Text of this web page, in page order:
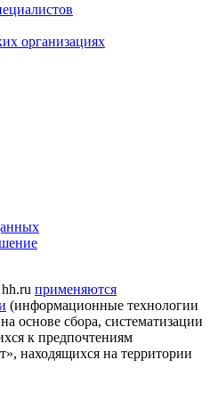
организациях
применяются
(информационные технологии
основе сбора, систематизации
к предпочтениям
находящихся на территории